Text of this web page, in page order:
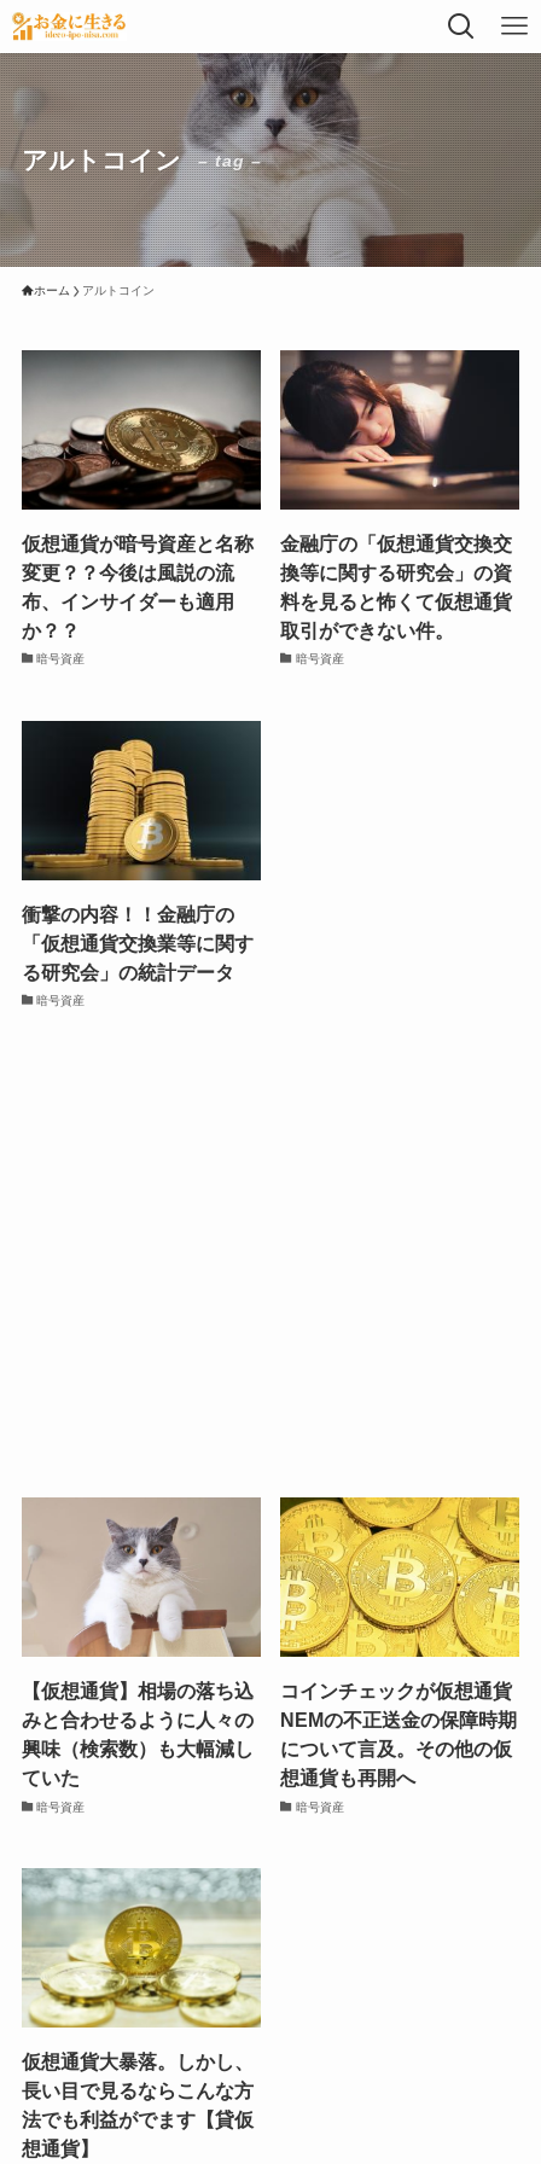
アルトコイン – tag –
ホーム アルトコイン
仮想通貨が暗号資産と名称
変更？？今後は風説の流
布、インサイダーも適用
か？？
暗号資産
金融庁の「仮想通貨交換交
換等に関する研究会」の資
料を見ると怖くて仮想通貨
取引ができない件。
暗号資産
衝撃の内容！！金融庁の
「仮想通貨交換業等に関す
る研究会」の統計データ
暗号資産
【仮想通貨】相場の落ち込
みと合わせるように人々の
興味（検索数）も大幅減し
ていた
暗号資産
コインチェックが仮想通貨
NEMの不正送金の保障時期
について言及。その他の仮
想通貨も再開へ
暗号資産
仮想通貨大暴落。しかし、
長い目で見るならこんな方
法でも利益がでます【貸仮
想通貨】